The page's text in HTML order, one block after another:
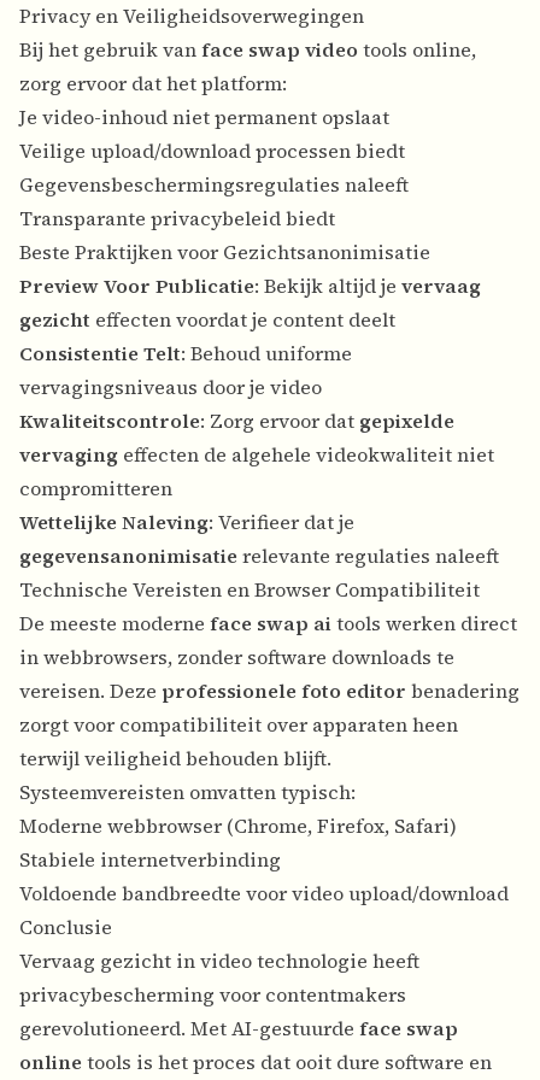
Privacy en Veiligheidsoverwegingen
Bij het gebruik vanface swap video tools online,
zorg ervoor dat het platform:
Je video-inhoud niet permanent opslaat
Veilige upload/download processen biedt
Gegevensbeschermingsregulaties naleeft
Transparante privacybeleid biedt
Beste Praktijken voor Gezichtsanonimisatie
Preview Voor Publicatie: Bekijk altijd je vervaag
gezicht effecten voordat je content deelt
Consistentie Telt: Behoud uniforme
vervagingsniveaus door je video
Kwaliteitscontrole: Zorg ervoor dat gepixelde
vervaging effecten de algehele videokwaliteit niet
compromitteren
Wettelijke Naleving: Verifieer dat je
gegevensanonimisatie relevante regulaties naleeft
Technische Vereisten en Browser Compatibiliteit
De meeste moderne face swap aitools werken direct
in webbrowsers, zonder software downloads te
vereisen. Deze professionele foto editor benadering
zorgt voor compatibiliteit over apparaten heen
terwijl veiligheid behouden blijft.
Systeemvereisten omvatten typisch:
Moderne webbrowser (Chrome, Firefox, Safari)
Stabiele internetverbinding
Voldoende bandbreedte voor video upload/download
Conclusie
Vervaag gezicht in videotechnologie heeft
privacybescherming voor contentmakers
gerevolutioneerd. Met AI-gestuurde face swap
online tools is het proces dat ooit dure software en